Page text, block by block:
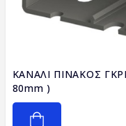
ΚΑΝΑΛΙ ΠΙΝΑΚΟΣ
80mm )